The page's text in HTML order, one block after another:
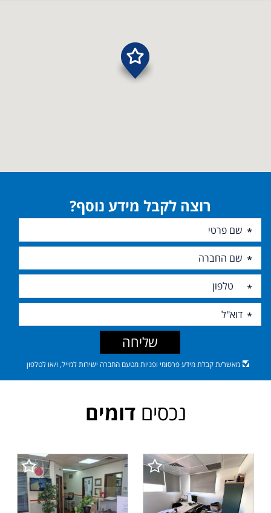
רוצה לקבל מידע נוסף?
מאשר/ת קבלת מידע פרסומי ופניות מטעם החברה ישירות למייל, ו/או לטלפון
שליחה
נכסיםדומים